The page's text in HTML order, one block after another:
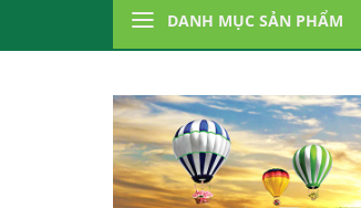
DANH MỤC SẢN PHẨM